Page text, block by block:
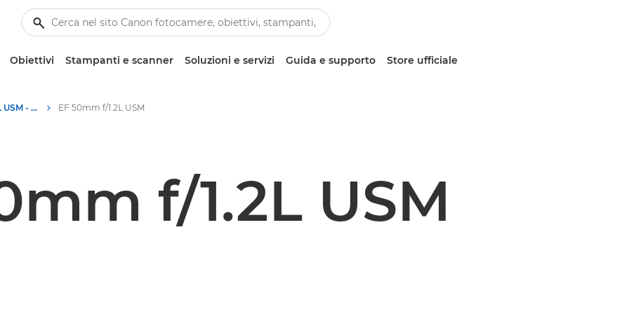
Obiettivi Stampanti e scanner Soluzioni e servizi Guida e supporto Store ufficiale
Canon EF 50mm f/1.2L USM - Obiettivi - Obiettivi fotografici EF 50mm f/1.2L USM
f/1.2L USM